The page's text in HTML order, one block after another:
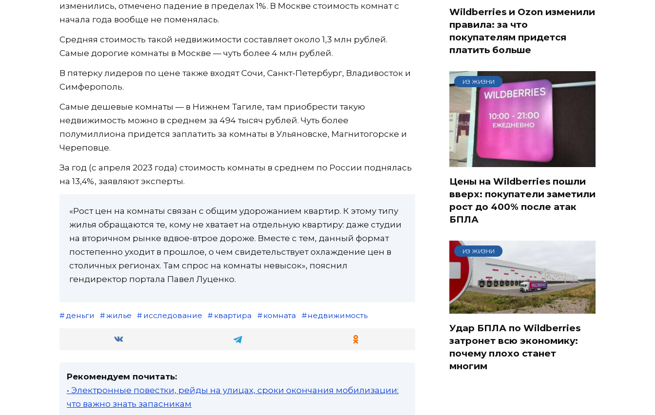
изменились, отмечено падение в пределах 1%. В Москве стоимость комнат с
начала года вообще не поменялась.
Средняя стоимость такой недвижимости составляет около 1,3 млн рублей.
Самые дорогие комнаты в Москве — чуть более 4 млн рублей.
В пятерку лидеров по цене также входят Сочи, Санкт-Петербург, Владивосток и
Симферополь.
Самые дешевые комнаты — в Нижнем Тагиле, там приобрести такую
недвижимость можно в среднем за 494 тысяч рублей. Чуть более
полумиллиона придется заплатить за комнаты в Ульяновске, Магнитогорске и
Череповце.
За год (с апреля 2023 года) стоимость комнаты в среднем по России поднялась
на 13,4%, заявляют эксперты.
«Рост цен на комнаты связан с общим удорожанием квартир. К этому типу
жилья обращаются те, кому не хватает на отдельную квартиру: даже студии
на вторичном рынке вдвое-втрое дороже. Вместе с тем, данный формат
постепенно уходит в прошлое, о чем свидетельствует охлаждение цен в
столичных регионах. Там спрос на комнаты невысок», пояснил
гендиректор портала Павел Луценко.
деньги жилье исследование квартира комната недвижимость
Рекомендуем почитать:
• Электронные повестки, рейды на улицах, сроки окончания мобилизации:
что важно знать запасникам
Wildberries и Ozon изменили
правила: за что
покупателям придется
платить больше
ИЗ ЖИЗНИ
Цены на Wildberries пошли
вверх: покупатели заметили
рост до 400% после атак
БПЛА
ИЗ ЖИЗНИ
Удар БПЛА по Wildberries
затронет всю экономику:
почему плохо станет
многим